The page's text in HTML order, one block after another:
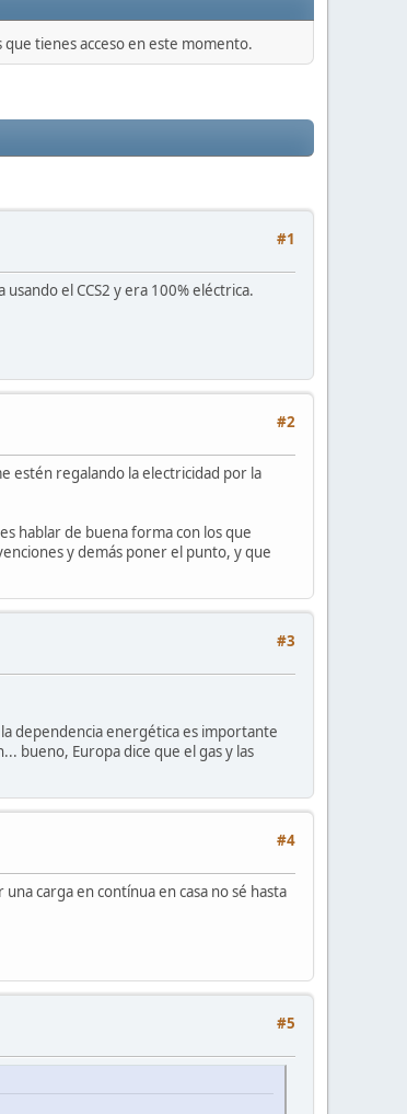
que tienes acceso en este momento.
#1
el CCS2 y era 100% eléctrica.
#2
estén regalando la electricidad por la
hablar de buena forma con los que
y demás poner el punto, y que
#3
dependencia energética es importante
bueno, Europa dice que el gas y las
#4
carga en contínua en casa no sé hasta
#5